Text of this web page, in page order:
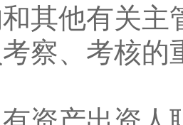
其他有关主
察、考核